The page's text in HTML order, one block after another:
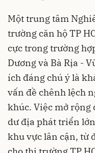
Một trung tâm
trường căn hộ TP
cực trong trường
Dương và Bà Rịa -
ích đáng chú ý là
vấn đề chênh lệch
khúc. Việc mở rộng
dư địa phát triển
khu vực lân cận, từ